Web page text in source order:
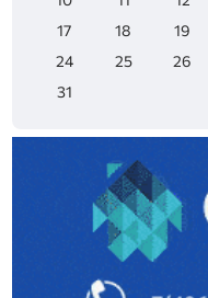
17
18 19
24
25 26
31